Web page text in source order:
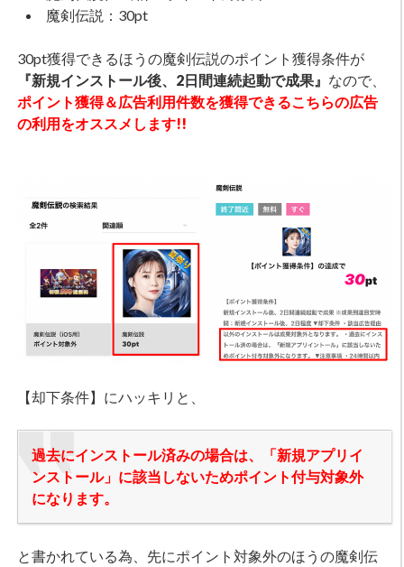
魔剣伝説：30pt
30pt獲得できるほうの魔剣伝説のポイント獲得条件が
『新規インストール後、2日間連続起動で成果』 なので、
ポイント獲得＆広告利用件数を獲得できるこちらの広告
の利用をオススメします!!
【却下条件】にハッキリと、
過去にインストール済みの場合は、「新規アプリイ
ンストール」に該当しないためポイント付与対象外
になります。
と書かれている為、先にポイント対象外のほうの魔剣伝